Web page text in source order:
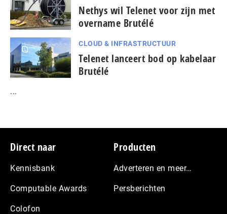
Nethys wil Telenet voor zijn met
overname Brutélé
CLOUD & INFRASTRUCTUUR
Telenet lanceert bod op kabelaar
Brutélé
...
Footer
Direct naar
Kennisbank
Computable Awards
Colofon
Producten
Adverteren en meer…
Persberichten